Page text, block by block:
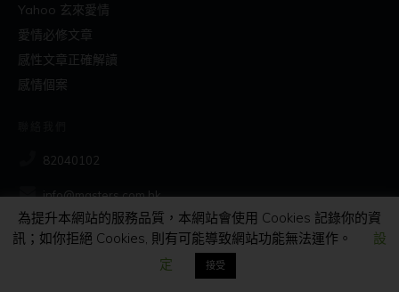
Yahoo 玄來愛情
愛情必修文章
感性文章正確解讀
感情個案
82040102
info@masters.com.hk
社交
為提升本網站的服務品質，本網站會使用 Cookies 記錄你的資
訊；如你拒絕 Cookies, 則有可能導致網站功能無法運作。
設
定
接受